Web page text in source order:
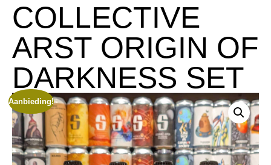
WIJN
CONTACT
OVER ONS
COLLECTIVE
ARST ORIGIN OF
DARKNESS SET
Aanbieding!